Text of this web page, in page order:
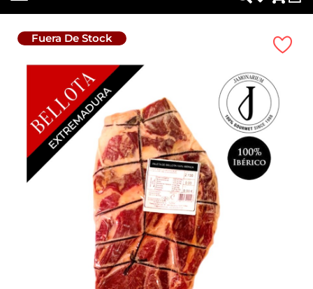
Fuera De Stock